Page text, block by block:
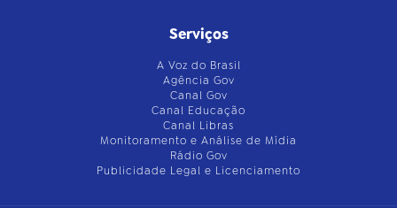
Serviços
A Voz do Brasil
Agência Gov
Canal Gov
Canal Educação
Canal Libras
Monitoramento e Análise de Mídia
Rádio Gov
Publicidade Legal e Licenciamento